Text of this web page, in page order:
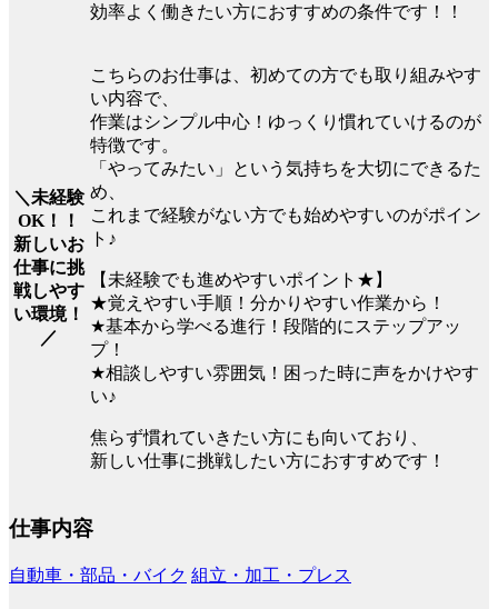
効率よく働きたい方におすすめの条件です！！
＼未経験
OK！！
新しいお
仕事に挑
戦しやす
い環境！
／
こちらのお仕事は、初めての方でも取り組みやす
い内容で、
作業はシンプル中心！ゆっくり慣れていけるのが
特徴です。
「やってみたい」という気持ちを大切にできるた
め、
これまで経験がない方でも始めやすいのがポイン
ト♪
【未経験でも進めやすいポイント★】
★覚えやすい手順！分かりやすい作業から！
★基本から学べる進行！段階的にステップアッ
プ！
★相談しやすい雰囲気！困った時に声をかけやす
い♪
焦らず慣れていきたい方にも向いており、
新しい仕事に挑戦したい方におすすめです！
仕事内容
自動車・部品・バイク 組立・加工・プレス